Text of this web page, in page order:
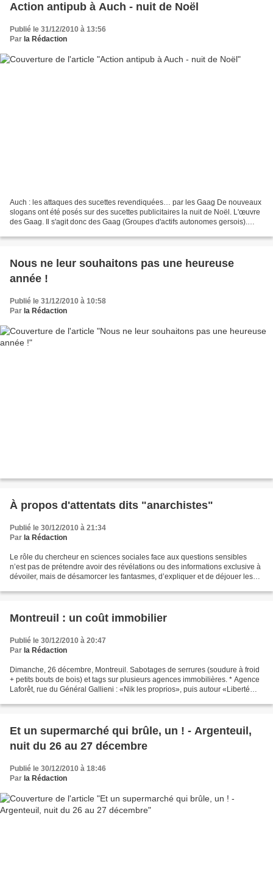
Action antipub à Auch - nuit de Noël
Publié le 31/12/2010 à 13:56
Par la Rédaction
Auch : les attaques des sucettes revendiquées… par les Gaag De nouveaux
slogans ont été posés sur des sucettes publicitaires la nuit de Noël. L'œuvre
des Gaag. Il s'agit donc des Gaag (Groupes d'actifs autonomes gersois).
Nous ne leur souhaitons pas une heureuse
année !
Publié le 31/12/2010 à 10:58
Par la Rédaction
À propos d'attentats dits "anarchistes"
Publié le 30/12/2010 à 21:34
Par la Rédaction
Le rôle du chercheur en sciences sociales face aux questions sensibles
n’est pas de prétendre avoir des révélations ou des informations exclusive à
dévoiler, mais de désamorcer les fantasmes, d’expliquer et de déjouer les
Montreuil : un coût immobilier
Publié le 30/12/2010 à 20:47
Par la Rédaction
Dimanche, 26 décembre, Montreuil. Sabotages de serrures (soudure à froid
+ petits bouts de bois) et tags sur plusieurs agences immobilières. * Agence
Laforêt, rue du Général Gallieni : «Nik les proprios», puis autour «Liberté
Et un supermarché qui brûle, un ! - Argenteuil,
nuit du 26 au 27 décembre
Publié le 30/12/2010 à 18:46
Par la Rédaction